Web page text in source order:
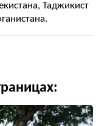
Таджикист